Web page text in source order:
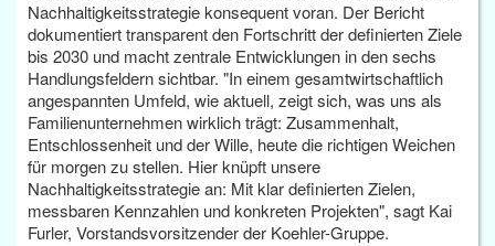
Nachhaltigkeitsstrategie konsequent voran. Der Bericht
dokumentiert transparent den Fortschritt der definierten Ziele
bis 2030 und macht zentrale Entwicklungen in den sechs
Handlungsfeldern sichtbar. "In einem gesamtwirtschaftlich
angespannten Umfeld, wie aktuell, zeigt sich, was uns als
Familienunternehmen wirklich trägt: Zusammenhalt,
Entschlossenheit und der Wille, heute die richtigen Weichen
für morgen zu stellen. Hier knüpft unsere
Nachhaltigkeitsstrategie an: Mit klar definierten Zielen,
messbaren Kennzahlen und konkreten Projekten", sagt Kai
Furler, Vorstandsvorsitzender der Koehler-Gruppe.